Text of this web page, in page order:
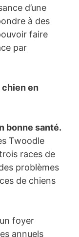
d’une
à des
faire
par
chien en
bonne santé.
Twoodle
races de
problèmes
de chiens
foyer
annuels